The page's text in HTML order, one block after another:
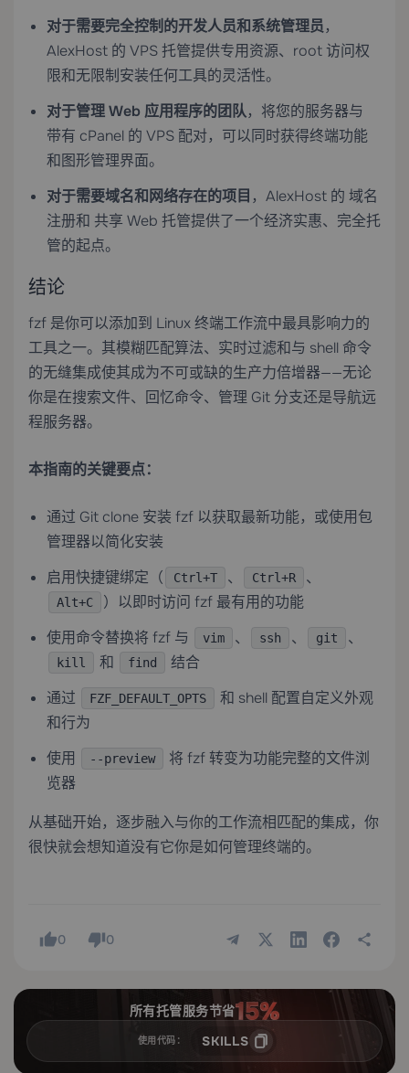
对于需要完全控制的开发人员和系统管理员，
AlexHost 的 VPS 托管提供专用资源、root 访问权
限和无限制安装任何工具的灵活性。
对于管理 Web 应用程序的团队，将您的服务器与
带有 cPanel 的 VPS 配对，可以同时获得终端功能
和图形管理界面。
对于需要域名和网络存在的项目 ，AlexHost 的 域名
注册和 共享 Web 托管提供了一个经济实惠、完全托
管的起点。
结论
fzf 是你可以添加到 Linux 终端工作流中最具影响力的
工具之一。其模糊匹配算法、实时过滤和与 shell 命令
的无缝集成使其成为不可或缺的生产力倍增器——无论
你是在搜索文件、回忆命令、管理 Git 分支还是导航远
程服务器。
本指南的关键要点：
通过 Git clone 安装 fzf 以获取最新功能，或使用包
管理器以简化安装
启用快捷键绑定（
Ctrl+T 、 Ctrl+R 、
Alt+C
）以即时访问 fzf 最有用的功能
使用命令替换将 fzf 与
vim 、 ssh 、 git 、
kill 和 find
结合
通过
FZF_DEFAULT_OPTS
和 shell 配置自定义外观
和行为
使用
--preview
将 fzf 转变为功能完整的文件浏
览器
从基础开始，逐步融入与你的工作流相匹配的集成，你
很快就会想知道没有它你是如何管理终端的。
0 0
所有托管服务节省
使用代码： SKILLS